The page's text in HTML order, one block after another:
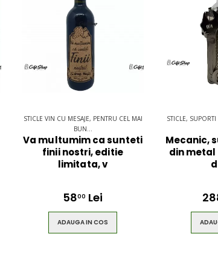
STICLE VIN CU MESAJE, PENTRU CEL MAI
BUN...
Va multumim ca sunteti
finii nostri, editie
limitata, v
5800 Lei
ADAUGA IN COS
STICLE,
Mecanic,
din